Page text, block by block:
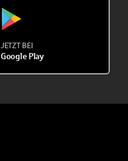
JETZT BEI
Google Play